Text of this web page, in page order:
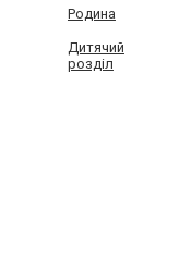
Родина
Дитячий
розділ